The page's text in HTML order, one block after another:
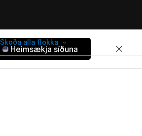
Skoða alla flokka
Heimsækja síðuna